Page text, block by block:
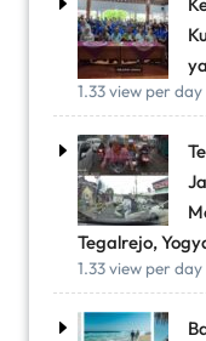
1.33 view per day
Tegalrejo,
1.33 view per day